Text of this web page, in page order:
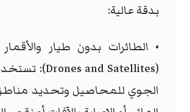
بدقة عالية:
• الطائرات بدون طيار
(
Drones and Satellites
):
الجوي للمحاصيل وتحديد